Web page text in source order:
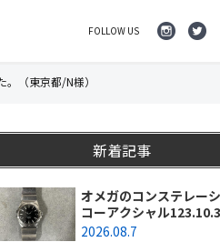
FOLLOW US
（東京都/N様）
新着記事
オメガのコンステレー
コーアクシャル
1.001のオーバーホール
2026.08.7